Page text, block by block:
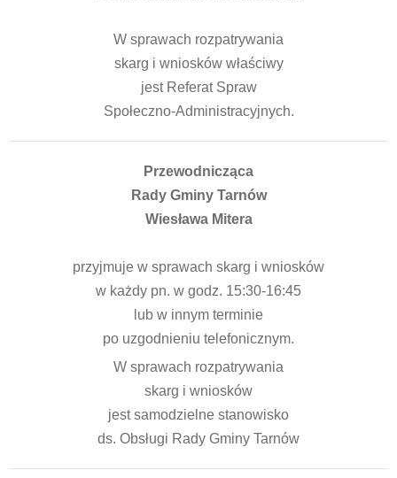
W sprawach rozpatrywania
skarg i wniosków właściwy
jest Referat Spraw
Społeczno-Administracyjnych.
Przewodnicząca
Rady Gminy Tarnów
Wiesława Mitera
przyjmuje w sprawach skarg i wniosków
w każdy pn. w godz. 15:30-16:45
lub w innym terminie
po uzgodnieniu telefonicznym.
W sprawach rozpatrywania
skarg i wniosków
jest samodzielne stanowisko
ds. Obsługi Rady Gminy Tarnów